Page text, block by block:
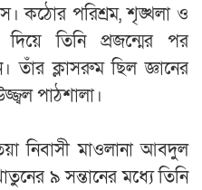
কঠোর পরিশ্রম, শৃঙ্খলা ও
দিয়ে তিনি প্রজন্মের পর
তাঁর ক্লাসরুম ছিল জ্ঞানের
পাঠশালা।
নিবাসী মাওলানা আবদুল
৯ সন্তানের মধ্যে তিনি